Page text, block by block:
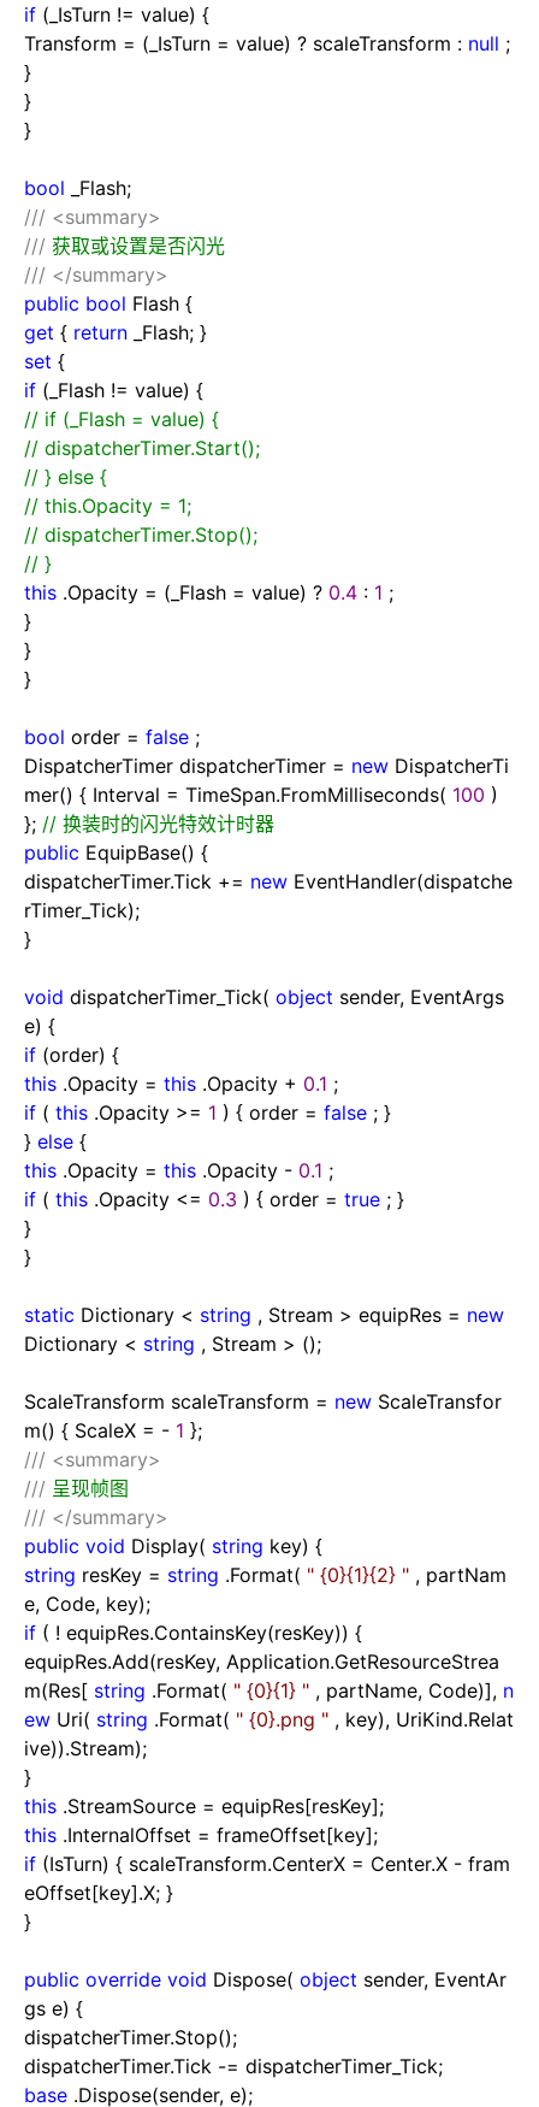
if (_IsTurn != value) {
Transform = (_IsTurn = value) ? scaleTransform : null ;
}
}
}
bool
_Flash;
/// <summary>
/// 获取或设置是否闪光
/// </summary>
public bool Flash {
get { return
_Flash; }
set {
if (_Flash != value) {
// if (_Flash = value) {
// dispatcherTimer.Start();
// } else {
// this.Opacity = 1;
// dispatcherTimer.Stop();
// }
this .Opacity = (_Flash = value) ? 0.4 : 1 ;
}
}
}
bool order = false ;
DispatcherTimer dispatcherTimer = new DispatcherTi
mer() { Interval = TimeSpan.FromMilliseconds( 100 )
}; // 换装时的闪光特效计时器
public EquipBase() {
dispatcherTimer.Tick += new EventHandler(dispatche
rTimer_Tick);
}
void dispatcherTimer_Tick( object sender, EventArgs
e) {
if (order) {
this .Opacity = this .Opacity + 0.1 ;
if ( this .Opacity >= 1 ) { order = false ; }
} else {
this .Opacity = this .Opacity - 0.1 ;
if ( this .Opacity <= 0.3 ) { order = true ; }
}
}
static Dictionary < string , Stream > equipRes = new
Dictionary < string , Stream > ();
ScaleTransform scaleTransform = new ScaleTransfor
m() { ScaleX = - 1 };
/// <summary>
/// 呈现帧图
/// </summary>
public void Display( string key) {
string resKey = string .Format( " {0}{1}{2} " , partNam
e, Code, key);
if ( ! equipRes.ContainsKey(resKey)) {
equipRes.Add(resKey, Application.GetResourceStrea
m(Res[ string .Format( " {0}{1} " , partName, Code)], n
ew Uri( string .Format( " {0}.png " , key), UriKind.Relat
ive)).Stream);
}
this .StreamSource = equipRes[resKey];
this .InternalOffset = frameOffset[key];
if (IsTurn) { scaleTransform.CenterX = Center.X - fram
eOffset[key].X; }
}
public override void Dispose( object sender, EventAr
gs e) {
dispatcherTimer.Stop();
dispatcherTimer.Tick -= dispatcherTimer_Tick;
base .Dispose(sender, e);